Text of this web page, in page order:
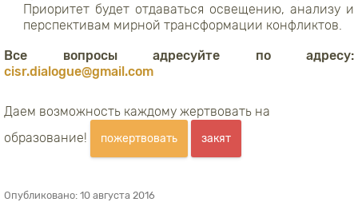
Приоритет будет отдаваться освещению, анализу и
перспективам мирной трансформации конфликтов.
Все вопросы адресуйте по адресу:
cisr.dialogue@gmail.com
Даем возможность каждому жертвовать на
образование!
пожертвовать закят
Опубликовано: 10 августа 2016